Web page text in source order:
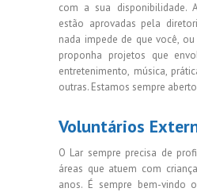
com a sua disponibilidade.
estão aprovadas pela
nada impede de que você,
proponha projetos que
entretenimento, música,
outras. Estamos sempre
Voluntários
O Lar sempre precisa de
áreas que atuem com
anos. É sempre bem-vindo